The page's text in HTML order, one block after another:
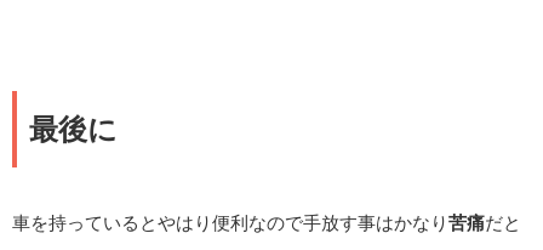
最後に
車を持っているとやはり便利なので手放す事はかなり苦痛だと